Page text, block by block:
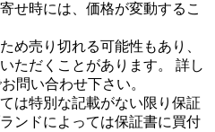
せ時には、価格が変動するこ
め売り切れる可能性もあり、
ただくことがあります。 詳し
問い合わせ下さい。
は特別な記載がない限り保証
ンドによっては保証書に買付